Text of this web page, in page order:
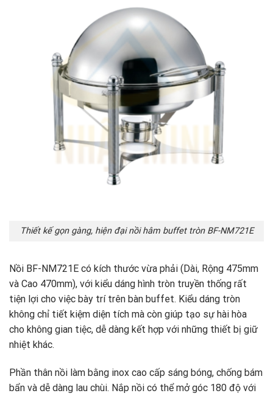
Thiết kế gọn gàng, hiện đại nồi hâm buffet tròn BF-NM721E
Nồi BF-NM721E có kích thước vừa phải (Dài, Rộng 475mm
và Cao 470mm), với kiểu dáng hình tròn truyền thống rất
tiện lợi cho việc bày trí trên bàn buffet. Kiểu dáng tròn
không chỉ tiết kiệm diện tích mà còn giúp tạo sự hài hòa
cho không gian tiệc, dễ dàng kết hợp với những thiết bị giữ
nhiệt khác.
Phần thân nồi làm bằng inox cao cấp sáng bóng, chống bám
bẩn và dễ dàng lau chùi. Nắp nồi có thể mở góc 180 độ với